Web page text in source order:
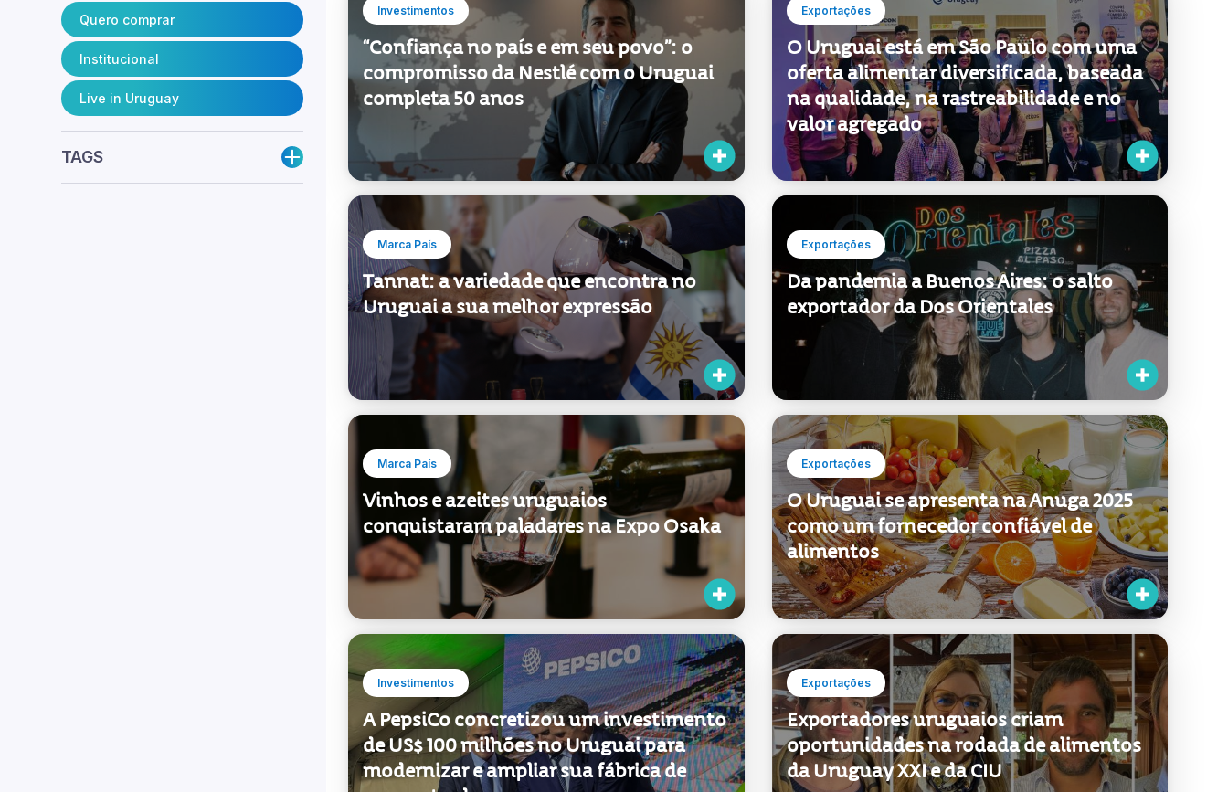
Institucional
Live in Uruguay
TAGS
“Confiança no país e em seu povo”: o
compromisso da Nestlé com o Uruguai
completa 50 anos
O Uruguai está em São Paulo com uma
oferta alimentar diversificada, baseada
na qualidade, na rastreabilidade e no
valor agregado
Marca País
Tannat: a variedade que encontra no
Uruguai a sua melhor expressão
Da pandemia a Buenos Aires: o salto
exportador da Dos Orientales
Marca País
Vinhos e azeites uruguaios
conquistaram paladares na Expo Osaka
Exportações
O Uruguai se apresenta na Anuga 2025
como um fornecedor confiável de
alimentos
Investimentos
A PepsiCo concretizou um investimento
de US$ 100 milhões no Uruguai para
modernizar e ampliar sua fábrica de
concentrados
Exportações
Exportadores uruguaios criam
oportunidades na rodada de alimentos
da Uruguay XXI e da CIU